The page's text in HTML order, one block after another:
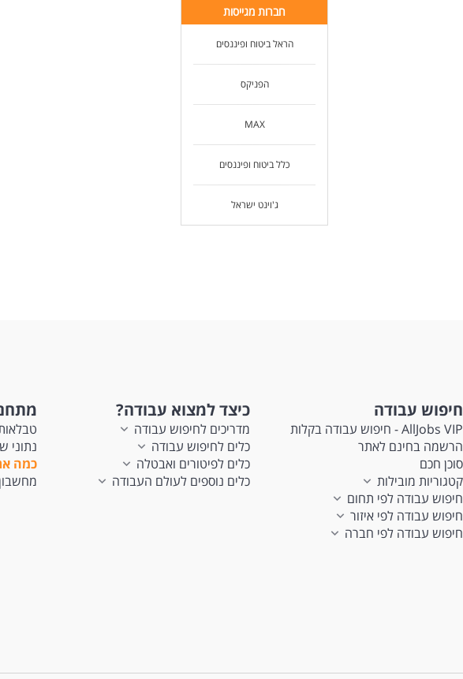
חברות מגייסות
הראל ביטוח ופיננסים
הפניקס
MAX
כלל ביטוח ופיננסים
ג'וינט ישראל
חיפוש עבודה
AllJobs VIP - חיפוש עבודה בקלות
הרשמה בחינם לאתר
סוכן חכם
קטגוריות מובילות
חיפוש עבודה לפי תחום
חיפוש עבודה לפי איזור
חיפוש עבודה לפי חברה
כיצד למצוא עבודה?
מדריכים לחיפוש עבודה
כלים לחיפוש עבודה
כלים לפיטורים ואבטלה
כלים נוספים לעולם העבודה
נתוני
כמה